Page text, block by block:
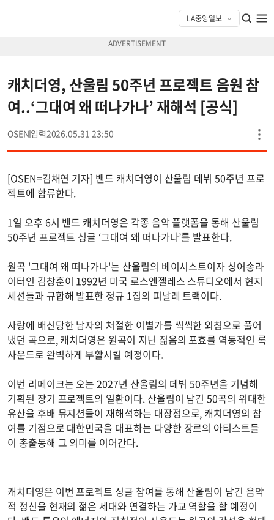
캐치더영, 산울림 50주년 프로젝트 음원 참
여..‘그대여 왜 떠나가나’ 재해석 [공식]
OSEN 2026.05.31 23:50
[OSEN=김채연 기자] 밴드 캐치더영이 산울림 데뷔 50주년 프로
젝트에 합류한다.
1일 오후 6시 밴드 캐치더영은 각종 음악 플랫폼을 통해 산울림
50주년 프로젝트 싱글 ‘그대여 왜 떠나가나’를 발표한다.
원곡 '그대여 왜 떠나가나'는 산울림의 베이시스트이자 싱어송라
이터인 김창훈이 1992년 미국 로스앤젤레스 스튜디오에서 현지
세션들과 규합해 발표한 정규 1집의 피날레 트랙이다.
사랑에 배신당한 남자의 처절한 이별가를 씩씩한 외침으로 풀어
냈던 곡으로, 캐치더영은 원곡이 지닌 젊음의 포효를 역동적인 록
사운드로 완벽하게 부활시킬 예정이다.
이번 리메이크는 오는 2027년 산울림의 데뷔 50주년을 기념해
기획된 장기 프로젝트의 일환이다. 산울림이 남긴 50곡의 위대한
유산을 후배 뮤지션들이 재해석하는 대장정으로, 캐치더영의 참
여를 기점으로 대한민국을 대표하는 다양한 장르의 아티스트들
이 총출동해 그 의미를 이어간다.
캐치더영은 이번 프로젝트 싱글 참여를 통해 산울림이 남긴 음악
적 정신을 현재의 젊은 세대와 연결하는 가교 역할을 할 예정이